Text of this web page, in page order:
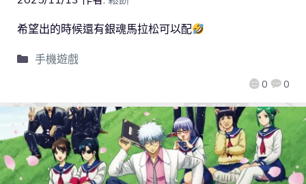
0 0
希望出的時候還有銀魂馬拉松可以配
手機遊戲